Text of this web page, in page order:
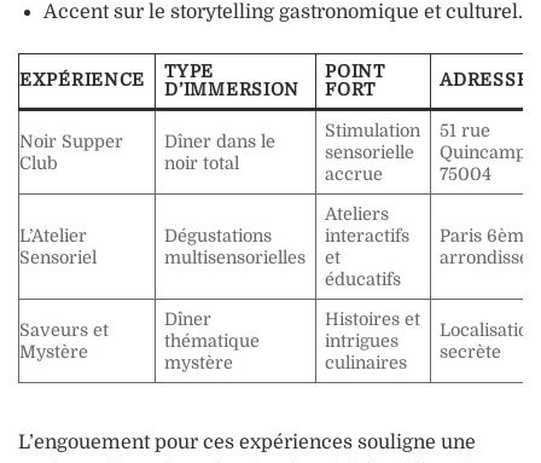
Accent sur le storytelling gastronomique et culturel.
EXPÉRIENCE
TYPE
D’IMMERSION
POINT
FORT
ADRESSE
Noir Supper
Club
Dîner dans le
noir total
Stimulation
sensorielle
accrue
51 rue
75004
L’Atelier
Sensoriel
Dégustations
multisensorielles
Ateliers
interactifs
et
éducatifs
Paris 6ème
Saveurs et
Mystère
Dîner
thématique
mystère
Histoires et
intrigues
culinaires
Localisation
secrète
L’engouement pour ces expériences souligne une